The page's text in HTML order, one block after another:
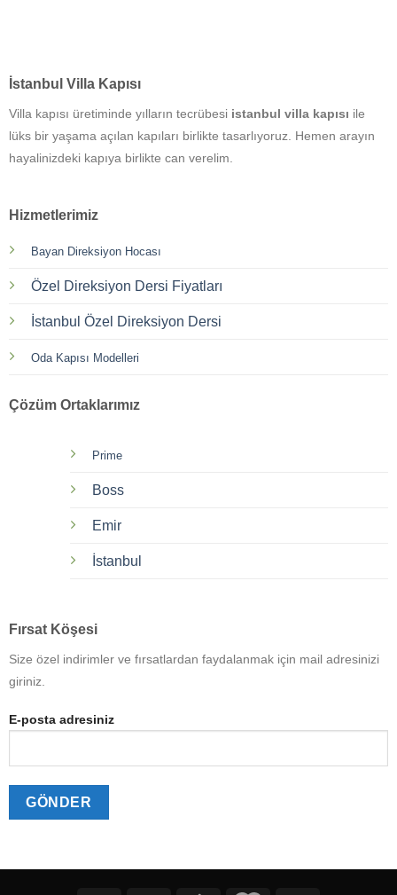
İstanbul Villa Kapısı
Villa kapısı üretiminde yılların tecrübesi istanbul villa kapısı ile
lüks bir yaşama açılan kapıları birlikte tasarlıyoruz. Hemen arayın
hayalinizdeki kapıya birlikte can verelim.
Hizmetlerimiz
Bayan Direksiyon Hocası
Özel Direksiyon Dersi Fiyatları
İstanbul Özel Direksiyon Dersi
Oda Kapısı Modelleri
Çözüm Ortaklarımız
Prime
Boss
Emir
İstanbul
Fırsat Köşesi
Size özel indirimler ve fırsatlardan faydalanmak için mail adresinizi
giriniz.
E-posta adresiniz